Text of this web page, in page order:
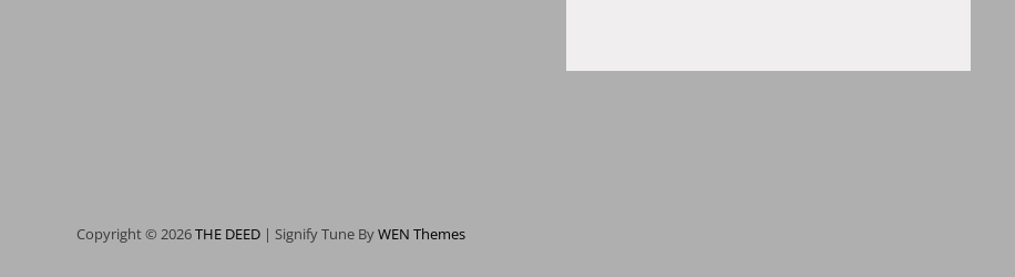
Copyright © 2026THE DEED | Signify Tune ByWEN Themes